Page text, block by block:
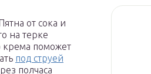
от сока и
на терке
крема поможет
под струей
полчаса